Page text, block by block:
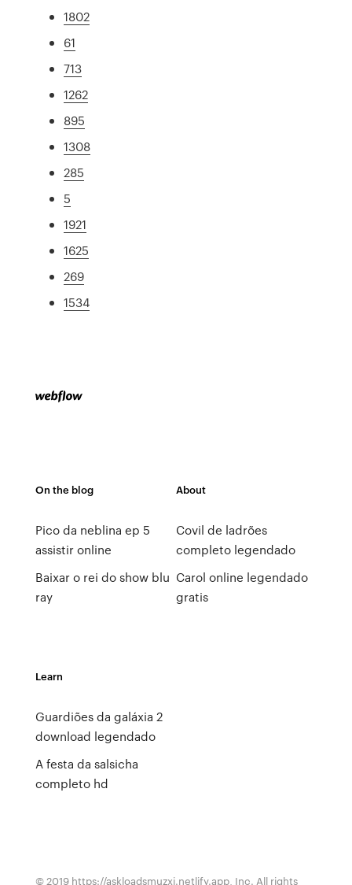
1802
61
713
1262
895
1308
285
5
1921
1625
269
1534
On the blog
Pico da neblina ep 5
assistir online
Baixar o rei do show blu
ray
About
Covil de ladrões
completo legendado
Carol online legendado
gratis
Learn
Guardiões da galáxia 2
download legendado
A festa da salsicha
completo hd
© 2019 https://askloadsmuzxj.netlify.app, Inc. All rights